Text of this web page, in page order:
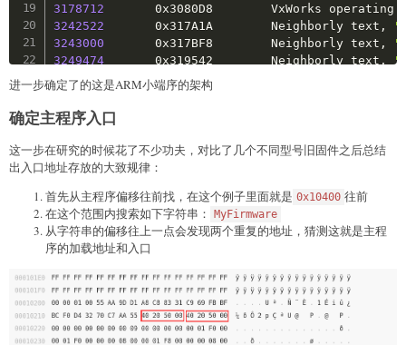
3178712
0x3080D8        VxWorks operating
3242522
       0x317A1A        Neighborly text,
3243000
       0x317BF8        Neighborly text,
3249474
       0x319542        Neighborly text,
3249603
       0x3195C3        Neighborly text,
3406512
       0x33FAB0        Neighborly text,
3406563
       0x33FAE3        Neighborly text,
3406733
       0x33FB8D        Neighborly text,
3409384
       0x3405E8        Neighborly text,
3475008
       0x350640        Neighborly text,
3566196
       0x366A74        Copyright string:
3592779
       0x36D24B        Neighborly text,
3610436
0x371744        VxWorks WIND
3648445
0x37ABBD        StuffIt Deluxe
3665020
3665085
3688396
3688452
进一步确定了的这是ARM小端序的架构
确定主程序入口
这一步在研究的时候花了不少功夫，对比了几个不同型号旧固件之后总结
出入口地址存放的大致规律：
首先从主程序偏移往前找，在这个例子里面就是 0x10400 往前
在这个范围内搜索如下字符串：
MyFirmware
从字符串的偏移往上一点会发现两个重复的地址，猜测这就是主程
序的加载地址和入口